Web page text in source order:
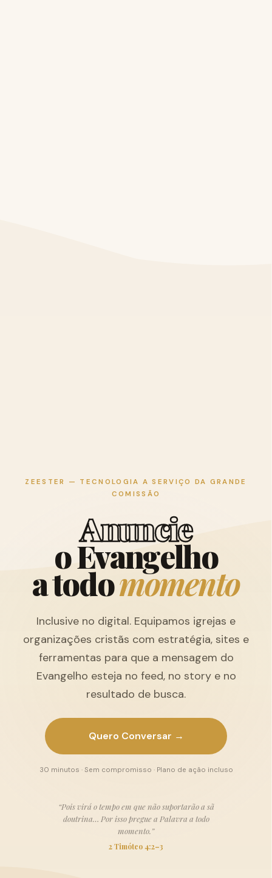
ZEESTER — TECNOLOGIA A SERVIÇO DA GRANDE
COMISSÃO
Anuncie
oEvangelho
atodomomento
Inclusive no digital. Equipamos igrejas e
organizações cristãs com estratégia, sites e
ferramentas para que a mensagem do
Evangelho esteja no feed, no story e no
resultado de busca.
Quero Conversar →
30 minutos · Sem compromisso · Plano de ação incluso
“Pois virá o tempo em que não suportarão a sã
doutrina… Por isso pregue a Palavra a todo
momento.”
2 Timóteo 4:2–3